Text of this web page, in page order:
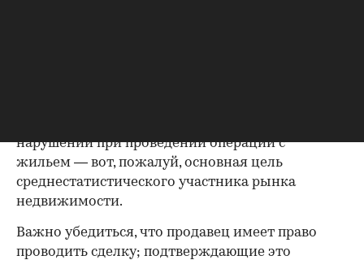
нарушений при проведении операций с
жильем — вот, пожалуй, основная цель
среднестатистического участника рынка
недвижимости.
Важно убедиться, что продавец имеет право
проводить сделку; подтверждающие это